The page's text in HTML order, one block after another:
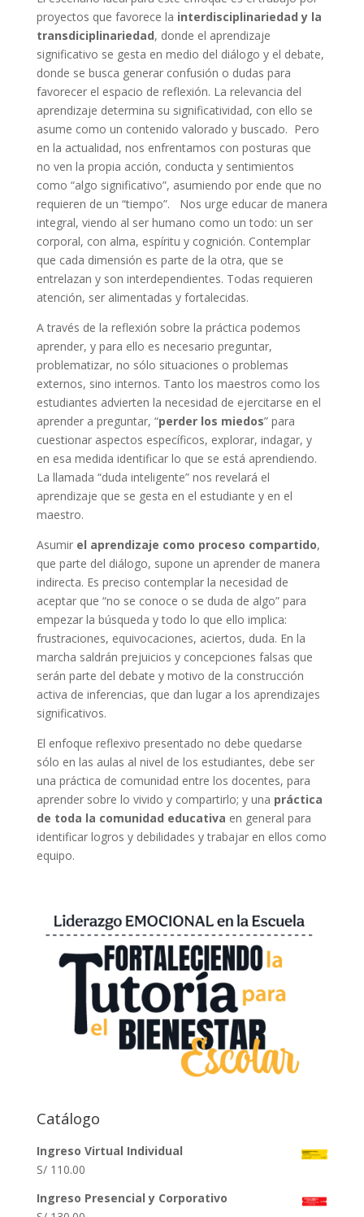
proyectos que favorece la interdisciplinariedad y la
transdiciplinariedad, donde el aprendizaje
significativo se gesta en medio del diálogo y el debate,
donde se busca generar confusión o dudas para
favorecer el espacio de reflexión. La relevancia del
aprendizaje determina su significatividad, con ello se
asume como un contenido valorado y buscado. Pero
en la actualidad, nos enfrentamos con posturas que
no ven la propia acción, conducta y sentimientos
como “algo significativo”, asumiendo por ende que no
requieren de un “tiempo”. Nos urge educar de manera
integral, viendo al ser humano como un todo: un ser
corporal, con alma, espíritu y cognición. Contemplar
que cada dimensión es parte de la otra, que se
entrelazan y son interdependientes. Todas requieren
atención, ser alimentadas y fortalecidas.
A través de la reflexión sobre la práctica podemos
aprender, y para ello es necesario preguntar,
problematizar, no sólo situaciones o problemas
externos, sino internos. Tanto los maestros como los
estudiantes advierten la necesidad de ejercitarse en el
aprender a preguntar, “perder los miedos” para
cuestionar aspectos específicos, explorar, indagar, y
en esa medida identificar lo que se está aprendiendo.
La llamada “duda inteligente” nos revelará el
aprendizaje que se gesta en el estudiante y en el
maestro.
Asumir el aprendizaje como proceso compartido,
que parte del diálogo, supone un aprender de manera
indirecta. Es preciso contemplar la necesidad de
aceptar que “no se conoce o se duda de algo” para
empezar la búsqueda y todo lo que ello implica:
frustraciones, equivocaciones, aciertos, duda. En la
marcha saldrán prejuicios y concepciones falsas que
serán parte del debate y motivo de la construcción
activa de inferencias, que dan lugar a los aprendizajes
significativos.
El enfoque reflexivo presentado no debe quedarse
sólo en las aulas al nivel de los estudiantes, debe ser
una práctica de comunidad entre los docentes, para
aprender sobre lo vivido y compartirlo; y una práctica
de toda la comunidad educativa en general para
identificar logros y debilidades y trabajar en ellos como
equipo.
Catálogo
Ingreso Virtual Individual
S/110.00
Ingreso Presencial y Corporativo